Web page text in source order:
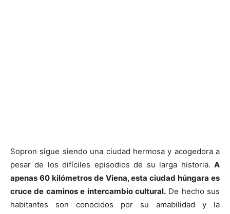
Sopron sigue siendo una ciudad hermosa y acogedora a
pesar de los difíciles episodios de su larga historia. A
apenas 60 kilómetros de Viena, esta ciudad húngara es
cruce de caminos e intercambio cultural.De hecho sus
habitantes son conocidos por su amabilidad y la